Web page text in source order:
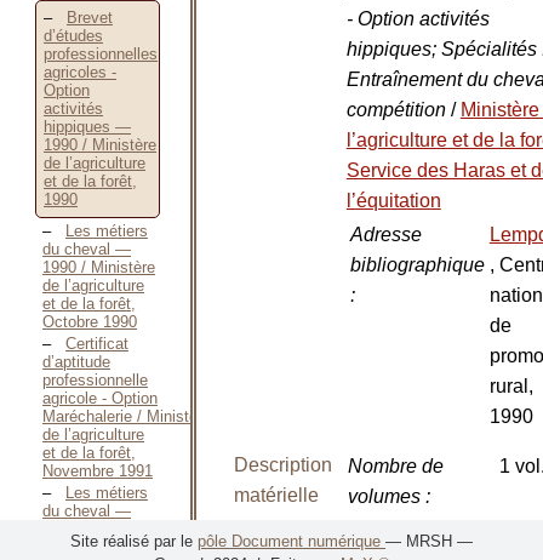
Brevet
d’études
professionnelles
agricoles -
Option
activités
hippiques —
1990 / Ministère
de l’agriculture
et de la forêt,
1990
Les métiers
du cheval —
1990 / Ministère
de l’agriculture
et de la forêt,
Octobre 1990
Certificat
d’aptitude
professionnelle
agricole - Option
Maréchalerie / Ministère
de l’agriculture
et de la forêt,
Novembre 1991
Les métiers
du cheval —
de l’agriculture
- Option activités
hippiques; Spécialités
Entraînement du
compétition /
l’agriculture et de la
Service des Haras et
l’équitation
Adresse
bibliographique
:
,
de
rural,
1990
Description
matérielle
Nombre de
volumes:
1
Site réalisé par le pôle Document numérique — MRSH —